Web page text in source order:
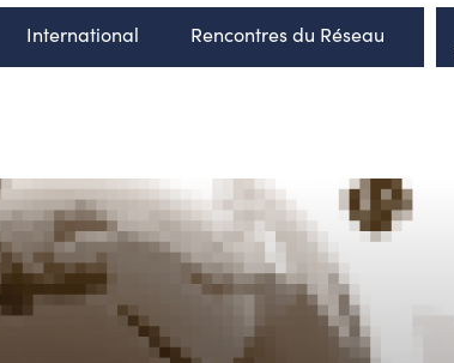
International Rencontres du Réseau